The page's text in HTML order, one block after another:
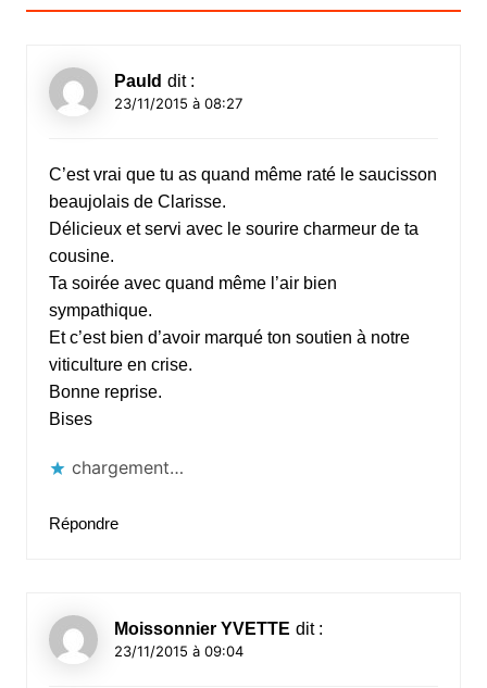
Pauld dit :
23/11/2015 à 08:27
C’est vrai que tu as quand même raté le saucisson
beaujolais de Clarisse.
Délicieux et servi avec le sourire charmeur de ta
cousine.
Ta soirée avec quand même l’air bien
sympathique.
Et c’est bien d’avoir marqué ton soutien à notre
viticulture en crise.
Bonne reprise.
Bises
chargement…
Répondre
Moissonnier YVETTE dit :
23/11/2015 à 09:04